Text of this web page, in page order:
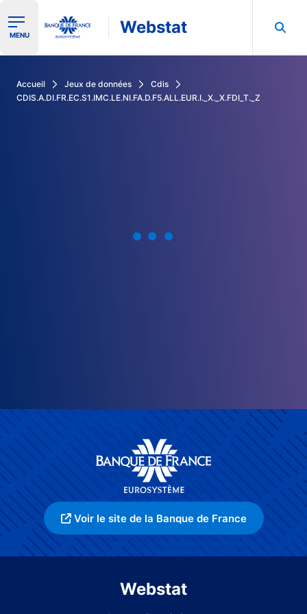
Ouvrir le menu de navigation
MENU Webstat
Accueil Jeux de données
Cdis
CDIS.A.DI.FR.EC.S1.IMC.LE.NI.FA.D.F5.ALL.EUR.I._X._X.FDI_T._Z
Voir le site de la Banque de France
Webstat